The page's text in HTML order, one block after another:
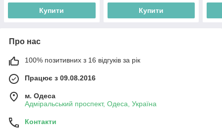
Купити Купити
Про нас
100% позитивних з 16 відгуків за рік
Працює з 09.08.2016
м. Одеса
Адміральський проспект, Одеса, Україна
Контакти